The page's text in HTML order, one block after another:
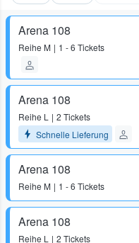
Arena 108
Reihe M 1 - 6 Tickets
Arena 108
Reihe L
2 Tickets
Schnelle Lieferung
Arena 108
Reihe M 1 - 6 Tickets
Arena 108
Reihe L 2 Tickets